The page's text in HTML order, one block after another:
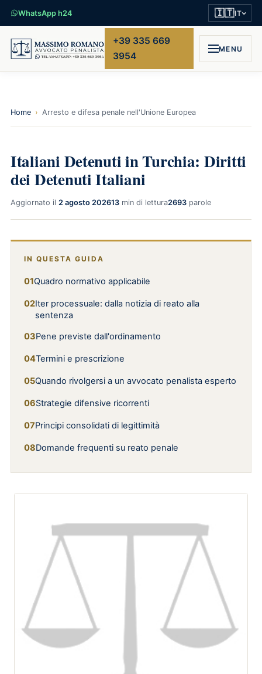
WhatsApp h24 🇮🇹IT
+39 335 669
3954
MENU
Home › Arresto e difesa penale nell'Unione Europea
Italiani Detenuti in Turchia: Diritti
dei Detenuti Italiani
Aggiornato il 2 agosto 202613 min di lettura2693 parole
IN QUESTA GUIDA
Quadro normativo applicabile
Iter processuale: dalla notizia di reato alla
sentenza
Pene previste dall'ordinamento
Termini e prescrizione
Quando rivolgersi a un avvocato penalista esperto
Strategie difensive ricorrenti
Principi consolidati di legittimità
Domande frequenti su reato penale